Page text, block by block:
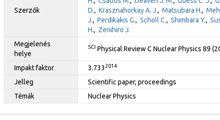
Szerzők
D., Krasznahorkay A. J., Matsubara H.,
J., Perdikakis G., Scholl C., Shimbara Y.,
H., Zenihiro J.
Megjelenés
helye
SCI Physical Review C Nuclear Physics 89
Impakt faktor 3.733 2014
Jelleg
Scientific paper, proceedings
Témák
Nuclear Physics